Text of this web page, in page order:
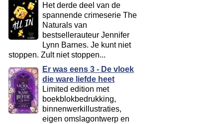
Het derde deel van de
spannende crimeserie The
Naturals van
bestsellerauteur Jennifer
Lynn Barnes. Je kunt niet
stoppen. Zult niet stoppen...
Er was eens 3 - De vloek
die ware liefde heet
Limited edition met
boekblokbedrukking,
binnenwerkillustraties,
eigen omslagontwerp en